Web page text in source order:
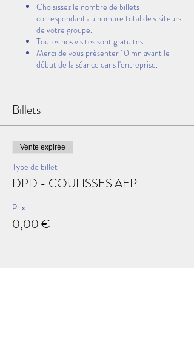
Choisissez le nombre de billets
correspondant au nombre total de visiteurs
de votre groupe.
Toutes nos visites sont gratuites.
Merci de vous présenter 10 mn avant le
début de la séance dans l'entreprise.
Billets
Vente expirée
Type de billet
DPD - COULISSES AEP
Prix
0,00 €